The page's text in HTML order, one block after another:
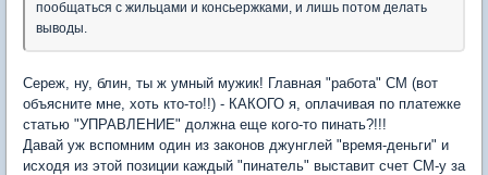
пообщаться с жильцами и консьержками, и лишь потом делать
выводы.
Сереж, ну, блин, ты ж умный мужик! Главная "работа" СМ (вот
объясните мне, хоть кто-то!!) - КАКОГО я, оплачивая по платежке
статью "УПРАВЛЕНИЕ" должна еще кого-то пинать?!!!
Давай уж вспомним один из законов джунглей "время-деньги" и
исходя из этой позиции каждый "пинатель" выставит счет СМ-у за